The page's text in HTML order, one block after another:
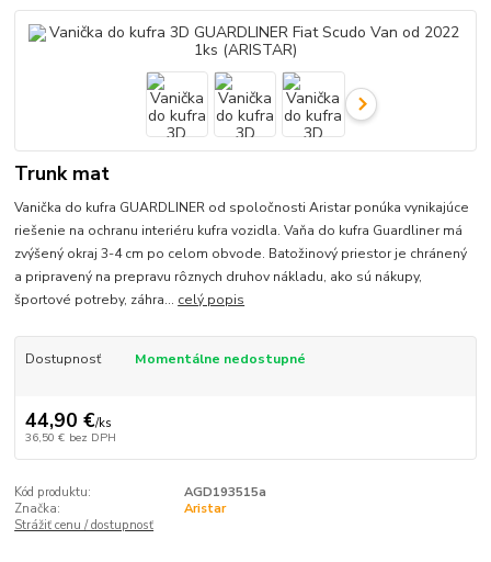
Trunk mat
Vanička do kufra GUARDLINER od spoločnosti Aristar ponúka vynikajúce
riešenie na ochranu interiéru kufra vozidla. Vaňa do kufra Guardliner má
zvýšený okraj 3-4 cm po celom obvode. Batožinový priestor je chránený
a pripravený na prepravu rôznych druhov nákladu, ako sú nákupy,
športové potreby, záhra... celý popis
Dostupnosť Momentálne nedostupné
44,90 €/ks
36,50 € bez DPH
Kód produktu:
AGD193515a
Značka:
Aristar
Strážiť cenu / dostupnosť